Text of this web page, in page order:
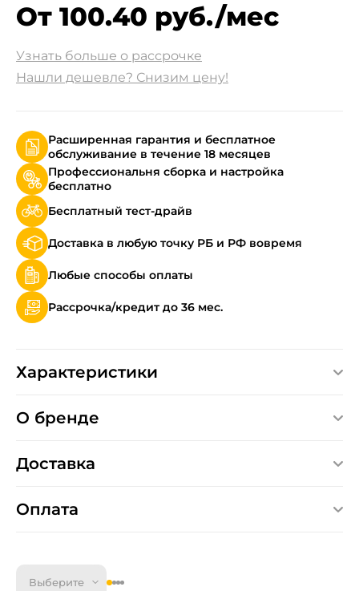
От 100.40 руб./мес
Узнать больше о рассрочке
Нашли дешевле? Снизим цену!
Расширенная гарантия и бесплатное
обслуживание в течение 18 месяцев
Профессиональня сборка и настройка
бесплатно
Бесплатный тест-драйв
Доставка в любую точку РБ и РФ вовремя
Любые способы оплаты
Рассрочка/кредит до 36 мес.
Характеристики
О бренде
Доставка
Оплата
Выберите